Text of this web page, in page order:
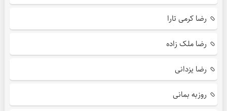
رضا کرمی تارا
رضا ملک زاده
رضا یزدانی
روزبه بمانی